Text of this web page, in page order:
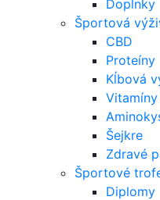
Doplnky
Športová
CBD
Proteíny
Kĺbová
Šejkre
Zdravé
Športové
Diplomy